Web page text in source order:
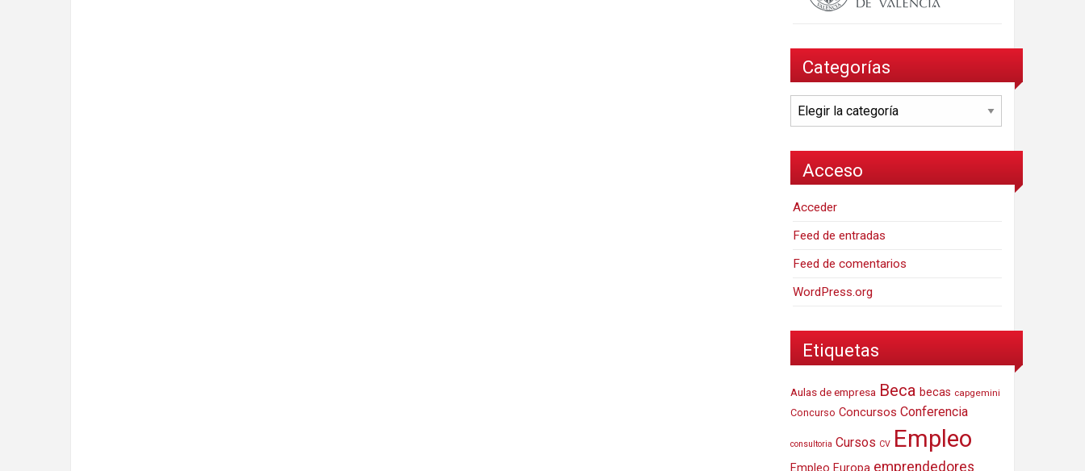
Categorías
Categorías
Acceso
Acceder
Feed de entradas
Feed de comentarios
WordPress.org
Etiquetas
Aulas de empresa Beca becas capgemini
Concurso Concursos Conferencia
consultoria Cursos CV Empleo
Empleo Europa emprendedores